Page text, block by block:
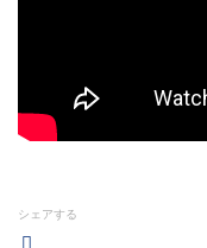
シェアする